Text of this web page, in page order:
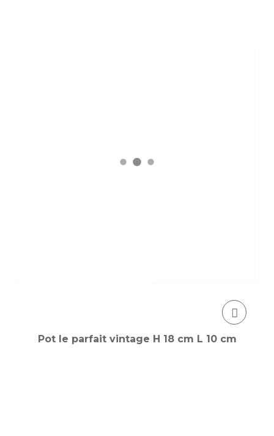
Pot le parfait vintage H 18 cm L 10 cm